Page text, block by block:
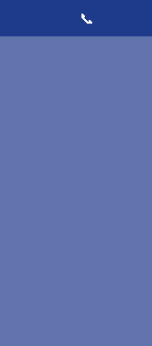
📞